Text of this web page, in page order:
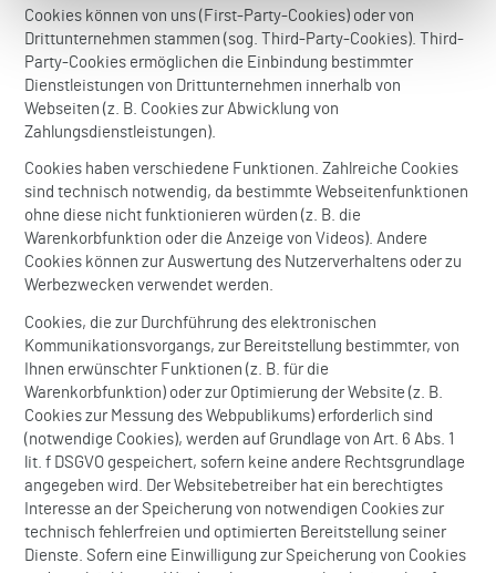
Cookies können von uns (First-Party-Cookies) oder von
Drittunternehmen stammen (sog. Third-Party-Cookies). Third-
Party-Cookies ermöglichen die Einbindung bestimmter
Dienstleistungen von Drittunternehmen innerhalb von
Webseiten (z. B. Cookies zur Abwicklung von
Zahlungsdienstleistungen).
Cookies haben verschiedene Funktionen. Zahlreiche Cookies
sind technisch notwendig, da bestimmte Webseitenfunktionen
ohne diese nicht funktionieren würden (z. B. die
Warenkorbfunktion oder die Anzeige von Videos). Andere
Cookies können zur Auswertung des Nutzerverhaltens oder zu
Werbezwecken verwendet werden.
Cookies, die zur Durchführung des elektronischen
Kommunikationsvorgangs, zur Bereitstellung bestimmter, von
Ihnen erwünschter Funktionen (z. B. für die
Warenkorbfunktion) oder zur Optimierung der Website (z. B.
Cookies zur Messung des Webpublikums) erforderlich sind
(notwendige Cookies), werden auf Grundlage von Art. 6 Abs. 1
lit. f DSGVO gespeichert, sofern keine andere Rechtsgrundlage
angegeben wird. Der Websitebetreiber hat ein berechtigtes
Interesse an der Speicherung von notwendigen Cookies zur
technisch fehlerfreien und optimierten Bereitstellung seiner
Dienste. Sofern eine Einwilligung zur Speicherung von Cookies